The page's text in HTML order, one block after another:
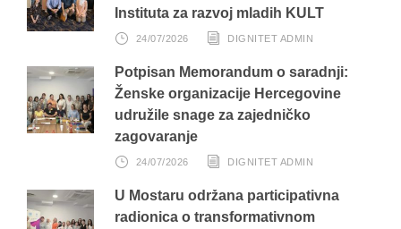
Instituta za razvoj mladih KULT
24/07/2026 DIGNITET ADMIN
Potpisan Memorandum o saradnji:
Ženske organizacije Hercegovine
udružile snage za zajedničko
zagovaranje
24/07/2026 DIGNITET ADMIN
U Mostaru održana participativna
radionica o transformativnom